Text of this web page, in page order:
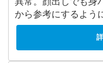
から参考にするよう